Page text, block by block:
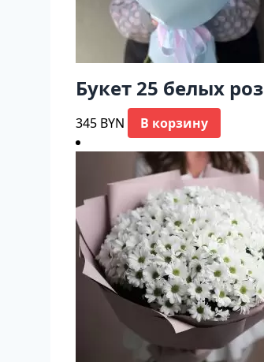
Букет 25 белых роз
345 BYN В корзину